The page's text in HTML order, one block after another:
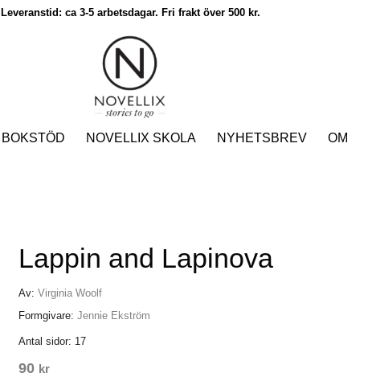
Leveranstid: ca 3-5 arbetsdagar. Fri frakt över 500 kr.
BOKSTÖD NOVELLIX SKOLA NYHETSBREV OM
Lappin and Lapinova
Av:Virginia Woolf
Formgivare:Jennie Ekström
Antal sidor: 17
90 kr